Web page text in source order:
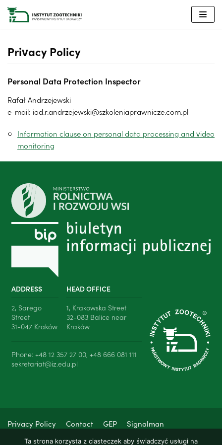
Skip
to
Privacy Policy
Personal Data Protection Inspector
Rafał Andrzejewski
e-mail: iod.r.andrzejewski@szkoleniaprawnicze.com.pl
Information clause on personal data processing and video
monitoring
ADDRESS
2, Sarego
Street
31-047 Kraków
HEAD OFFICE
1, Krakowska Street
32-083 Balice near
Kraków
Phone: +48 12 357 27 00, +48 666 081 111
sekretariat@iz.edu.pl
Privacy Policy Contact GEP Signalman
Ta strona korzysta z ciasteczek aby świadczyć usługi na